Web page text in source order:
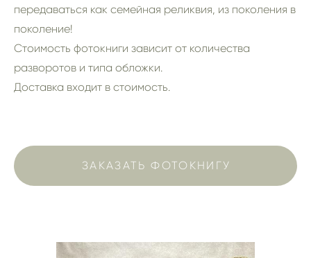
передаваться как семейная реликвия, из поколения в
поколение!
Стоимость фотокниги зависит от количества
разворотов и типа обложки.
Доставка входит в стоимость.
ЗАКАЗАТЬ ФОТОКНИГУ